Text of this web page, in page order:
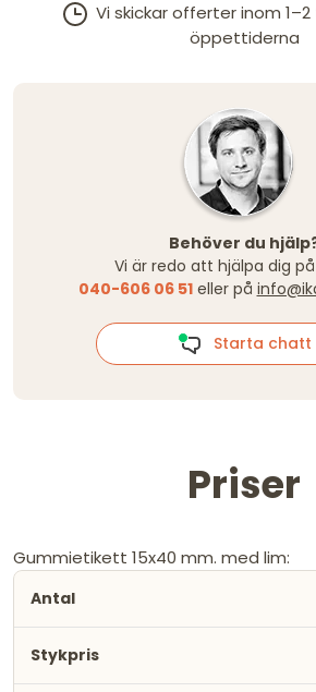
Vi skickar offerter inom
öppettiderna
Behöver du
Vi är redo att hjälpa dig
040-606 06 51eller på
Starta chatt
Priser
Gummietikett 15x40 mm. med lim: